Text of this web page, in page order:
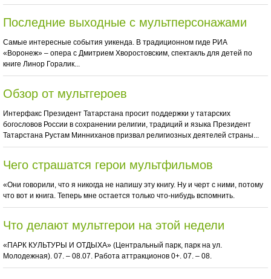
Последние выходные с мультперсонажами
Самые интересные события уикенда. В традиционном гиде РИА
«Воронеж» – опера с Дмитрием Хворостовским, спектакль для детей по
книге Линор Горалик...
Обзор от мультгероев
Интерфакс Президент Татарстана просит поддержки у татарских
богословов России в сохранении религии, традиций и языка Президент
Татарстана Рустам Минниханов призвал религиозных деятелей страны...
Чего страшатся герои мультфильмов
«Они говорили, что я никогда не напишу эту книгу. Ну и черт с ними, потому
что вот и книга. Теперь мне остается только что-нибудь вспомнить.
Что делают мультгерои на этой недели
«ПАРК КУЛЬТУРЫ И ОТДЫХА» (Центральный парк, парк на ул.
Молодежная). 07. – 08.07. Работа аттракционов 0+. 07. – 08.